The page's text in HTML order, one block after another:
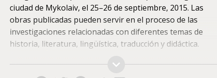
Google Play Books 175.49
ciudad de Mykolaiv, el 25–26 de septiembre, 2015. Las
obras publicadas pueden servir en el proceso de las
investigaciones relacionadas con diferentes temas de
historia, literatura, lingüística, traducción y didáctica.